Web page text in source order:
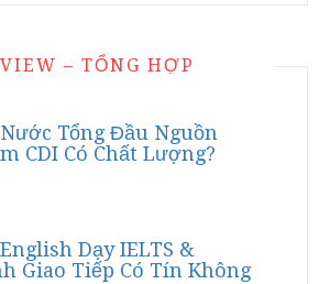
– TỔNG HỢP
Tổng Đầu Nguồn
CDI Có Chất Lượng?
Dạy IELTS &
Giao Tiếp Có Tín Không